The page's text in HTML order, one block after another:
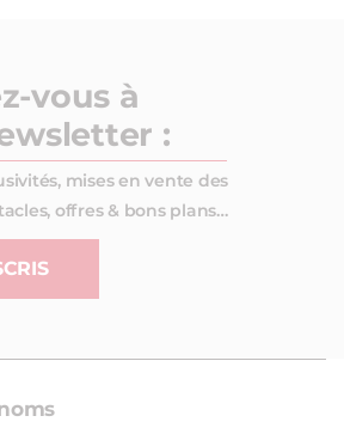
vous à
:
mises en vente des
offres & bons plans…